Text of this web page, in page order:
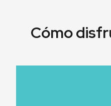
Cómo